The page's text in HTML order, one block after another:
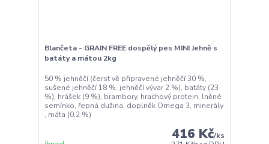
Blančeta - GRAIN FREE dospělý pes MINI Jehně s
batáty a mátou 2kg
50 % jehněčí (čerst vě připravené jehněčí 30 %,
sušené jehněčí 18 %, jehněčí vývar 2 %), batáty (23
%), hrášek (9 %), brambory, hrachový protein, lněné
semínko, řepná dužina, doplněk Omega 3, minerály
, máta (0,2 %)
416 Kč/ks